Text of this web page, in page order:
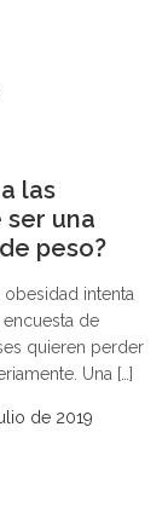
las
una
peso?
intenta
de
quieren perder
Una […]
de 2019